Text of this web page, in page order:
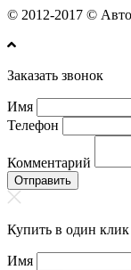
© 2012-2017 ©
Заказать звонок
Имя
Телефон
Комментарий
Отправить
Купить в один клик
Имя